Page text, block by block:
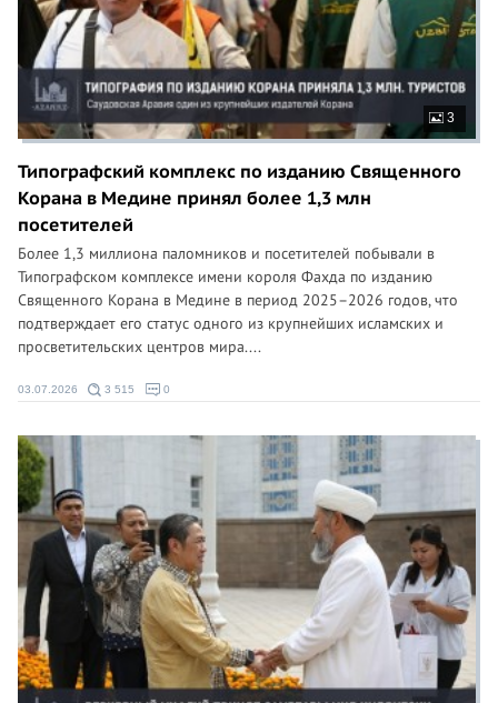
3
Типографский комплекс по изданию Священного
Корана в Медине принял более 1,3 млн
посетителей
Более 1,3 миллиона паломников и посетителей побывали в
Типографском комплексе имени короля Фахда по изданию
Священного Корана в Медине в период 2025–2026 годов, что
подтверждает его статус одного из крупнейших исламских и
просветительских центров мира....
03.07.2026 3 515 0